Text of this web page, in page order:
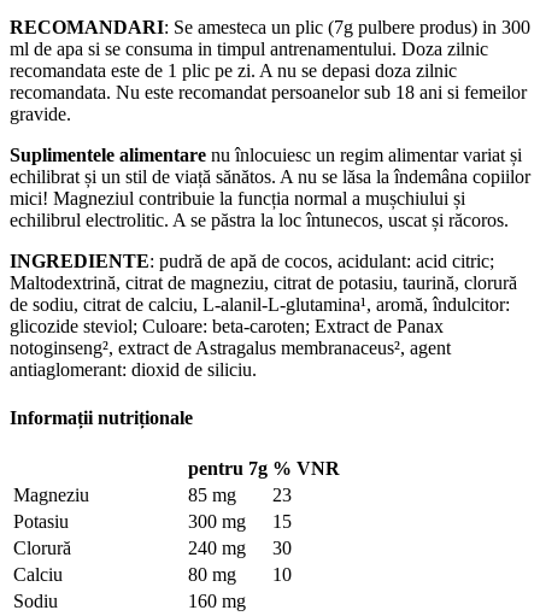
RECOMANDARI: Se amesteca un plic (7g pulbere produs) in 300
ml de apa si se consuma in timpul antrenamentului. Doza zilnic
recomandata este de 1 plic pe zi. A nu se depasi doza zilnic
recomandata. Nu este recomandat persoanelor sub 18 ani si femeilor
gravide.
Suplimentele alimentare nu înlocuiesc un regim alimentar variat și
echilibrat și un stil de viață sănătos. A nu se lăsa la îndemâna copiilor
mici! Magneziul contribuie la funcția normal a mușchiului și
echilibrul electrolitic. A se păstra la loc întunecos, uscat și răcoros.
INGREDIENTE: pudră de apă de cocos, acidulant: acid citric;
Maltodextrină, citrat de magneziu, citrat de potasiu, taurină, clorură
de sodiu, citrat de calciu, L-alanil-L-glutamina¹, aromă, îndulcitor:
glicozide steviol; Culoare: beta-caroten; Extract de Panax
notoginseng², extract de Astragalus membranaceus², agent
antiaglomerant: dioxid de siliciu.
Informații nutriționale
pentru 7g % VNR
Magneziu
85 mg
23
Potasiu
300 mg
15
Clorură
240 mg
30
Calciu
80 mg
10
Sodiu
160 mg